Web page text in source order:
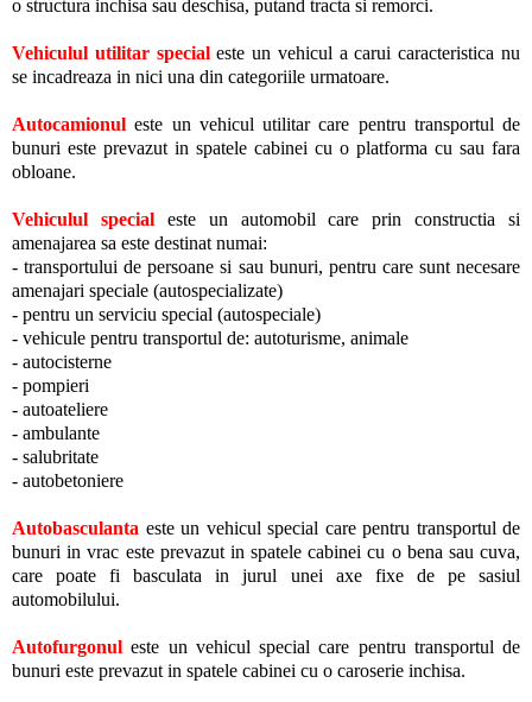
o structura inchisa sau deschisa, putand tracta si remorci.
Vehiculul utilitar specialeste un vehicul a carui caracteristica nu
se incadreaza in nici una din categoriile urmatoare.
Autocamionul este un vehicul utilitar care pentru transportul de
bunuri este prevazut in spatele cabinei cu o platforma cu sau fara
obloane.
Vehiculul specialeste un automobil care prin constructia si
amenajarea sa este destinat numai:
- transportului de persoane si sau bunuri, pentru care sunt necesare
amenajari speciale (autospecializate)
- pentru un serviciu special (autospeciale)
- vehicule pentru transportul de: autoturisme, animale
- autocisterne
- pompieri
- autoateliere
- ambulante
- salubritate
- autobetoniere
Autobasculanta este un vehicul special care pentru transportul de
bunuri in vrac este prevazut in spatele cabinei cu o bena sau cuva,
care poate fi basculata in jurul unei axe fixe de pe sasiul
automobilului.
Autofurgonul este un vehicul special care pentru transportul de
bunuri este prevazut in spatele cabinei cu o caroserie inchisa.